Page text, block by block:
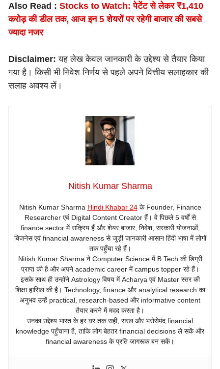
Also Read : Stocks to Watch: पेटेंट से लेकर ₹1,410
करोड़ की डील तक, आज इन 5 शेयरों पर रहेगी बाजार की सबसे
ज्यादा नजर
Disclaimer: यह लेख केवल जानकारी के उद्देश्य से तैयार किया
गया है। किसी भी निवेश निर्णय से पहले अपने वित्तीय सलाहकार की
सलाह अवश्य लें।
Nitish Kumar Sharma
Nitish Kumar Sharma Hindi Khabar 24के Founder, Finance
Researcher एवं Digital Content Creator हैं। वे पिछले 5 वर्षों से
finance sector में सक्रिय हैं और शेयर बाजार, निवेश, सरकारी योजनाओं,
बिजनेस एवं financial awareness से जुड़ी जानकारी आसान हिंदी भाषा में लोगों
तक पहुँचा रहे हैं।
Nitish Kumar Sharma ने Computer Science में B.Tech की डिग्री
प्राप्त की है और अपने academic career में campus topper रहे हैं।
इसके साथ ही उन्होंने Astrology विषय में Acharya एवं Master स्तर की
शिक्षा हासिल की है। Technology, finance और analytical research का
अनुभव उन्हें practical, research-based और informative content
तैयार करने में मदद करता है।
उनका उद्देश्य भारत के हर घर तक सही, सरल और भरोसेमंद financial
knowledge पहुँचाना है, ताकि लोग बेहतर financial decisions ले सकें और
financial awareness के प्रति जागरूक बन सकें।